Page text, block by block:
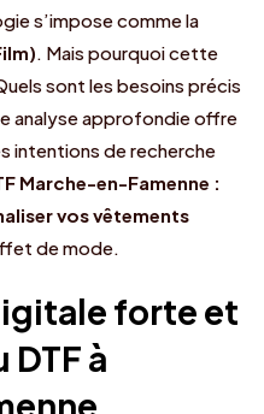
s’impose comme la
. Mais pourquoi cette
sont les besoins précis
analyse approfondie offre
intentions de recherche
Marche-en-Famenne :
vos vêtements
de mode.
forte et
à